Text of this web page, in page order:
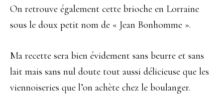
On retrouve également cette brioche en Lorraine
sous le doux petit nom de « Jean Bonhomme ».
Ma recette sera bien évidement sans beurre et sans
lait mais sans nul doute tout aussi délicieuse que les
viennoiseries que l’on achète chez le boulanger.